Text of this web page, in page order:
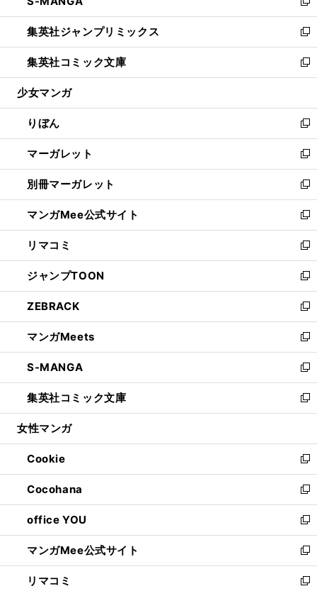
開
く
ウ
で
開
く
ィ
ン
ド
ウ
で
開
い
ウ
ィ
ン
ド
ウ
開
く
新
し
い
ウ
ィ
ン
ウ
で
開
く
集英社ジャンプリミックス
新
し
い
ウ
ン
ド
ウ
で
開
く
集英社コミック文庫
新
し
ウ
ィ
ン
ド
ウ
で
開
く
少女マンガ
りぼん
新
し
い
ウ
ィ
ン
ド
ウ
で
開
く
マーガレット
新
し
い
ウ
ィ
ン
ド
ウ
で
開
く
別冊マーガレット
新
し
い
ウ
ィ
ン
ド
ウ
で
開
く
マンガMee公式サイト
新
し
い
ウ
ィ
ン
ド
ウ
で
開
く
リマコミ
新
し
い
ウ
ィ
ン
ド
ウ
で
開
く
ジャンプTOON
新
し
い
ウ
ィ
ン
ド
ウ
で
開
ZEBRACK
新
し
い
ウ
ィ
ン
ド
ウ
開
く
マンガMeets
新
し
い
ウ
ィ
ン
ウ
で
開
く
S-MANGA
新
し
い
ウ
ン
ド
ウ
で
開
く
集英社コミック文庫
新
し
ウ
ィ
ン
ド
ウ
で
開
く
女性マンガ
Cookie
新
し
い
ウ
ィ
ン
ド
ウ
で
Cocohana
新
し
い
ウ
ィ
ン
ド
office YOU
新
し
い
ウ
ィ
マンガMee公式サイト
新
し
い
リマコミ 新